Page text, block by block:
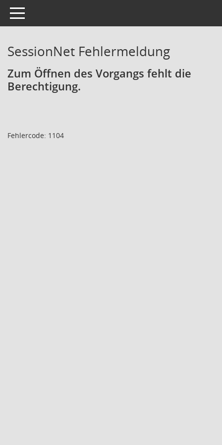
Toggle navigation
SessionNet Fehlermeldung
Zum Öffnen des Vorgangs fehlt die
Berechtigung.
Fehlercode: 1104